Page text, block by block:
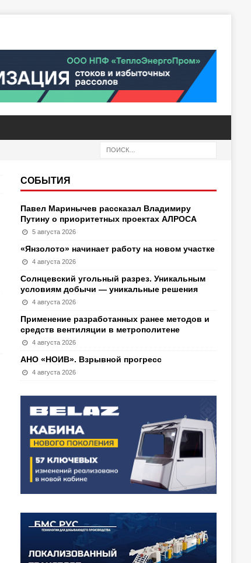
СОБЫТИЯ
Павел Маринычев рассказал Владимиру
Путину о приоритетных проектах АЛРОСА
5 августа 2026
«Янзолото» начинает работу на новом участке
4 августа 2026
Солнцевский угольный разрез. Уникальным
условиям добычи — уникальные решения
4 августа 2026
Применение разработанных ранее методов и
средств вентиляции в метрополитене
4 августа 2026
АНО «НОИВ». Взрывной прогресс
4 августа 2026